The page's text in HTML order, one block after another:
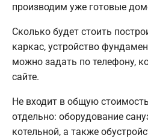
производим уже готовые
Сколько будет стоить
каркас, устройство
можно задать по телефону,
сайте.
Не входит в общую
отдельно: оборудование
котельной, а также